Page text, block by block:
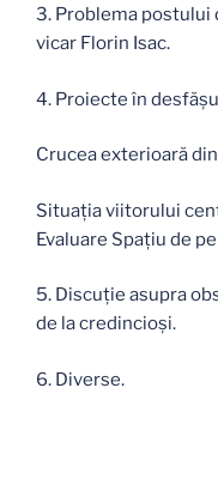
3. Problema postului
vicar Florin Isac.
4. Proiecte în
Crucea exterioară
Situaţia viitorului
Evaluare Spaţiu de
5. Discuţie asupra
de la credincioşi.
6. Diverse.